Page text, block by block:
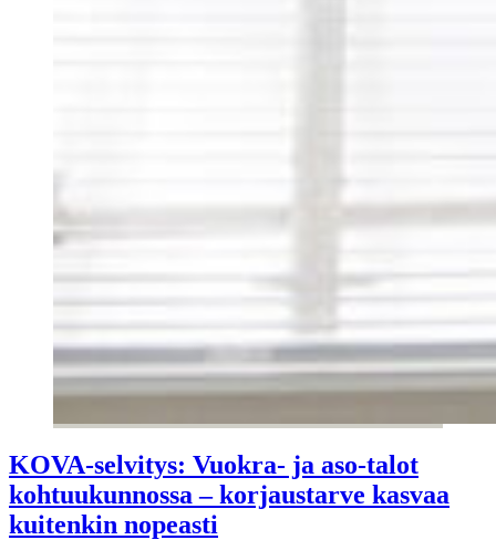
KOVA-selvitys: Vuokra- ja aso-talot
kohtuukunnossa – korjaustarve kasvaa
kuitenkin nopeasti